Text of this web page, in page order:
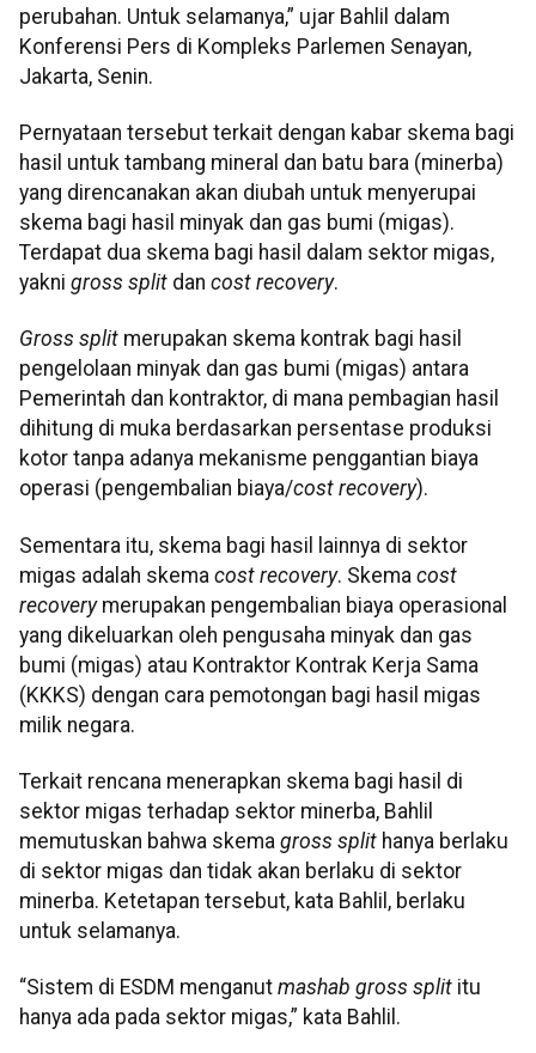
perubahan. Untuk selamanya,” ujar Bahlil dalam
Konferensi Pers di Kompleks Parlemen Senayan,
Jakarta, Senin.
Pernyataan tersebut terkait dengan kabar skema bagi
hasil untuk tambang mineral dan batu bara (minerba)
yang direncanakan akan diubah untuk menyerupai
skema bagi hasil minyak dan gas bumi (migas).
Terdapat dua skema bagi hasil dalam sektor migas,
yakni gross split dan cost recovery.
Gross split merupakan skema kontrak bagi hasil
pengelolaan minyak dan gas bumi (migas) antara
Pemerintah dan kontraktor, di mana pembagian hasil
dihitung di muka berdasarkan persentase produksi
kotor tanpa adanya mekanisme penggantian biaya
operasi (pengembalian biaya/cost recovery).
Sementara itu, skema bagi hasil lainnya di sektor
migas adalah skema cost recovery. Skema cost
recoverymerupakan pengembalian biaya operasional
yang dikeluarkan oleh pengusaha minyak dan gas
bumi (migas) atau Kontraktor Kontrak Kerja Sama
(KKKS) dengan cara pemotongan bagi hasil migas
milik negara.
Terkait rencana menerapkan skema bagi hasil di
sektor migas terhadap sektor minerba, Bahlil
memutuskan bahwa skema gross split hanya berlaku
di sektor migas dan tidak akan berlaku di sektor
minerba. Ketetapan tersebut, kata Bahlil, berlaku
untuk selamanya.
“Sistem di ESDM menganut mashab gross split itu
hanya ada pada sektor migas,” kata Bahlil.